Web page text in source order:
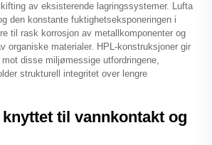
av eksisterende lagringssystemer. Lufta
den konstante fuktighetseksponeringen i
til rask korrosjon av metallkomponenter og
organiske materialer. HPL-konstruksjoner gir
disse miljømessige utfordringene,
strukturell integritet over lengre
til vannkontakt og